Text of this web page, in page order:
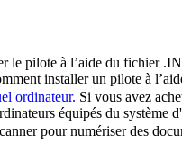
le pilote à l’aide du fichier
installer un pilote à
ordinateur. Si vous avez
équipés du système
pour numériser des